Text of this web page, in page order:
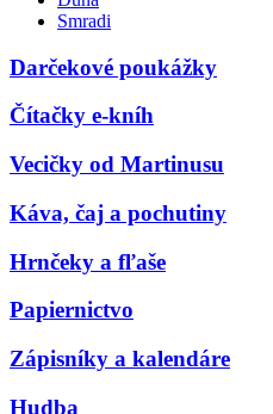
Smradi
Darčekové poukážky
Čítačky e-kníh
Vecičky od Martinusu
Káva, čaj a pochutiny
Hrnčeky a fľaše
Papiernictvo
Zápisníky a kalendáre
Hudba